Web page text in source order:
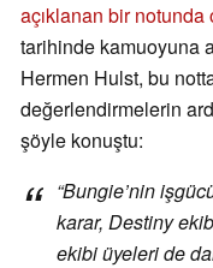
açıklanan bir notunda
tarihinde kamuoyuna
Hermen Hulst, bu
değerlendirmelerin
şöyle konuştu:
“Bungie’nin
karar, Destiny
ekibiüyeleri de